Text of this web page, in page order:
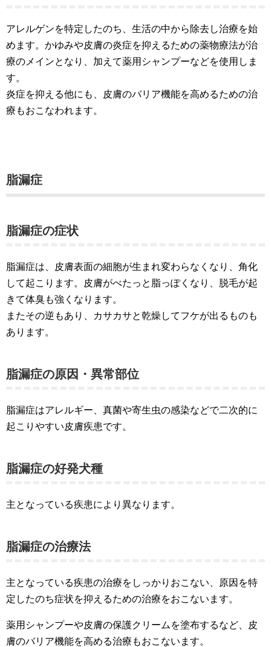
アレルゲンを特定したのち、生活の中から除去し治療を始
めます。かゆみや皮膚の炎症を抑えるための薬物療法が治
療のメインとなり、加えて薬用シャンプーなどを使用しま
す。
炎症を抑える他にも、皮膚のバリア機能を高めるための治
療もおこなわれます。
脂漏症
脂漏症の症状
脂漏症は、皮膚表面の細胞が生まれ変わらなくなり、角化
して起こります。皮膚がべたっと脂っぽくなり、脱毛が起
きて体臭も強くなります。
またその逆もあり、カサカサと乾燥してフケが出るものも
あります。
脂漏症の原因・異常部位
脂漏症はアレルギー、真菌や寄生虫の感染などで二次的に
起こりやすい皮膚疾患です。
脂漏症の好発犬種
主となっている疾患により異なります。
脂漏症の治療法
主となっている疾患の治療をしっかりおこない、原因を特
定したのち症状を抑えるための治療をおこないます。
薬用シャンプーや皮膚の保護クリームを塗布するなど、皮
膚のバリア機能を高める治療もおこないます。